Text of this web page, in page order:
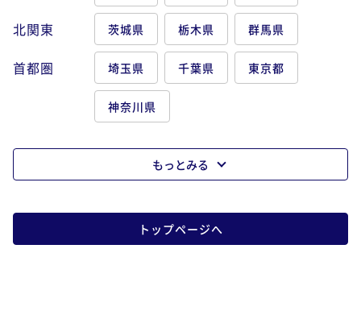
北関東 茨城県 栃木県 群馬県
首都圏 埼玉県 千葉県 東京都
神奈川県
もっとみる
トップページへ